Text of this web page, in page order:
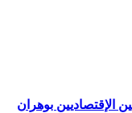
الإقتصاديين بوهران